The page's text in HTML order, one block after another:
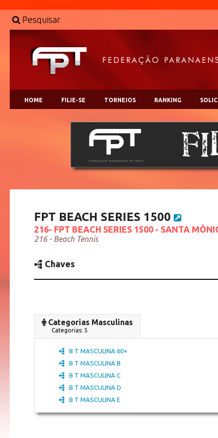
Pesquisar
HOME FILIE-SE TORNEIOS RANKING
FPT BEACH SERIES 1500
216- FPT BEACH SERIES 1500 - SANTA
216 - Beach Tennis
Chaves
Categorias Masculinas
Categorias: 5
B T MASCULINA 60+
B T MASCULINA B
B T MASCULINA C
B T MASCULINA D
B T MASCULINA E